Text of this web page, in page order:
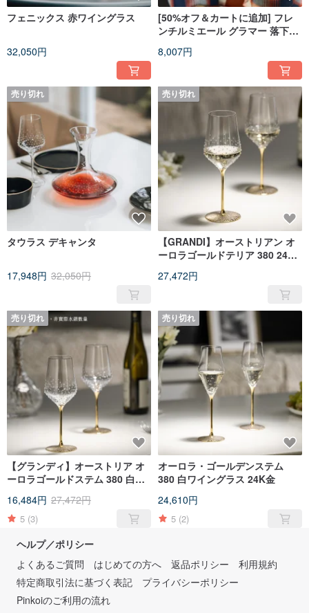
フェニックス 赤ワイングラス
32,050円
[50%オフ＆カートに追加] フレ
ンチルミエール グラマー 落下防
オンス マルチカラー
8,007円
売り切れ
タウラス デキャンタ
17,948円 32,050円
売り切れ
【GRANDI】オーストリアン オ
ーロラゴールドテリア 380 24K
ストーン ハンドメイド 白ワイン
27,472円
売り切れ
【グランディ】オーストリア オ
ーロラゴールドステム 380 白ワ
付)
16,484円 27,472円
5 (3)
売り切れ
オーロラ・ゴールデンステム
380 白ワイングラス 24K金
24,610円
5 (2)
ヘルプ／ポリシー
よくあるご質問
はじめての方へ 返品ポリシー
利用規約
特定商取引法に基づく表記
プライバシーポリシー
Pinkoiのご利用の流れ